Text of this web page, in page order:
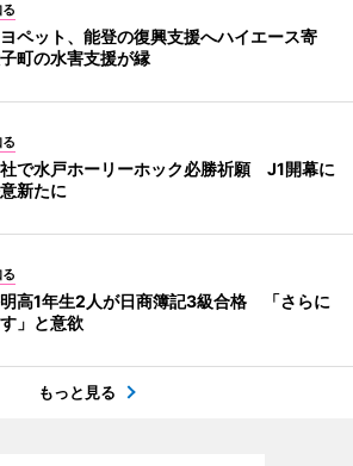
ペット、能登の復興支援へハイエース寄
町の水害支援が縁
で水戸ホーリーホック必勝祈願 J1開幕に
新たに
高1年生2人が日商簿記3級合格 「さらに
す」と意欲
もっと見る